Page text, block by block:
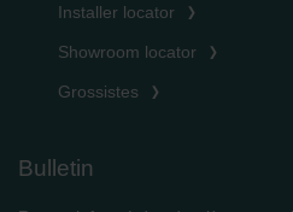
Installer locator
Showroom locator
Grossistes
Bulletin